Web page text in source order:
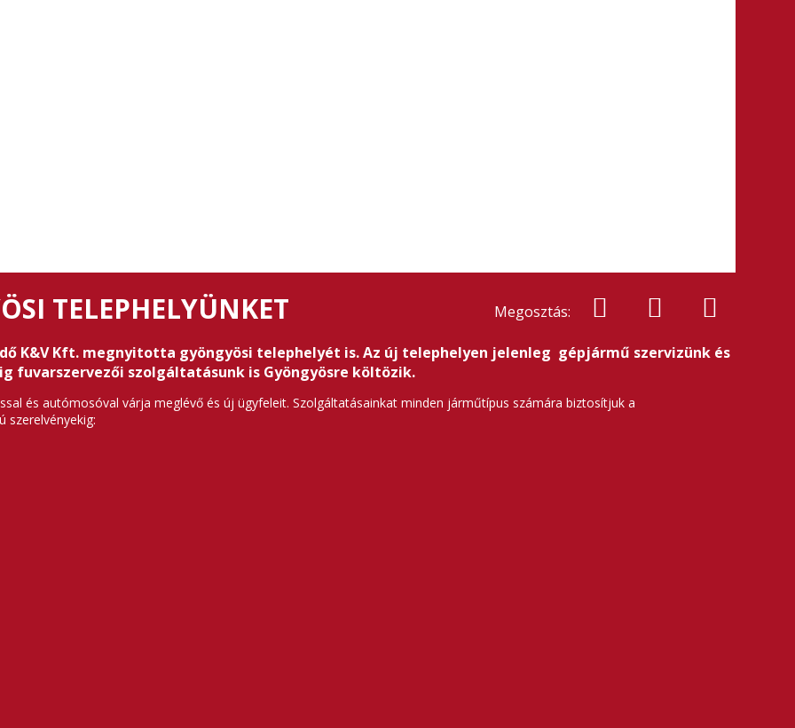
Megosztás:
TELEPHELYÜNKET
K&V Kft. megnyitotta gyöngyösi telephelyét is. Az új telephelyen jelenleg gépjármű szervizünk és
fuvarszervezői szolgáltatásunk is Gyöngyösre költözik.
és autómosóval várja meglévő és új ügyfeleit. Szolgáltatásainkat minden járműtípus számára biztosítjuk a
szerelvényekig: